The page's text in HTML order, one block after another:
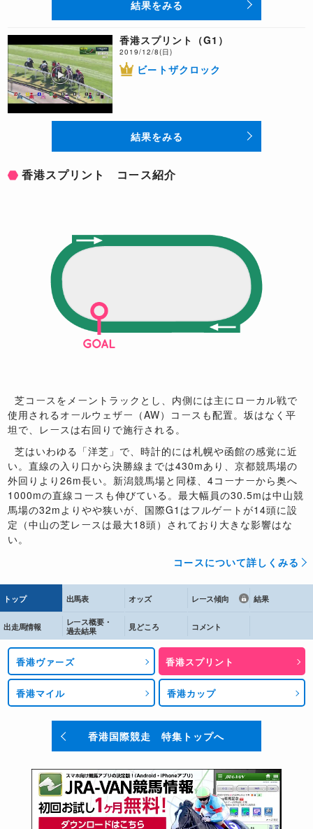
結果をみる
香港スプリント（G1）
2019/12/8(日)
ビートザクロック
結果をみる
香港スプリント コース紹介
芝コースをメーントラックとし、内側には主にローカル戦で
使用されるオールウェザー（AW）コースも配置。坂はなく平
坦で、レースは右回りで施行される。
芝はいわゆる「洋芝」で、時計的には札幌や函館の感覚に近
い。直線の入り口から決勝線までは430mあり、京都競馬場の
外回りより26m長い。新潟競馬場と同様、4コーナーから奥へ
1000mの直線コースも伸びている。最大幅員の30.5mは中山競
馬場の32mよりやや狭いが、国際G1はフルゲートが14頭に設
定（中山の芝レースは最大18頭）されており大きな影響はな
い。
コースについて詳しくみる
トップ 出馬表 オッズ レース傾向 結果
出走馬情報
レース概要・
過去結果
見どころ コメント
香港ヴァーズ 香港スプリント
香港マイル 香港カップ
香港国際競走 特集トップへ